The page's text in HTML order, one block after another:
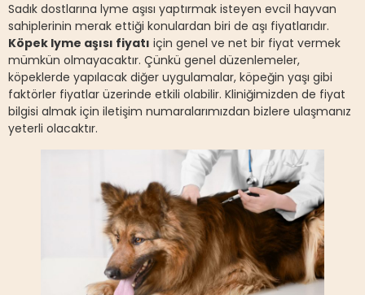
Sadık dostlarına lyme aşısı yaptırmak isteyen evcil hayvan
sahiplerinin merak ettiği konulardan biri de aşı fiyatlarıdır.
Köpek lyme aşısı fiyatı için genel ve net bir fiyat vermek
mümkün olmayacaktır. Çünkü genel düzenlemeler,
köpeklerde yapılacak diğer uygulamalar, köpeğin yaşı gibi
faktörler fiyatlar üzerinde etkili olabilir. Kliniğimizden de fiyat
bilgisi almak için iletişim numaralarımızdan bizlere ulaşmanız
yeterli olacaktır.